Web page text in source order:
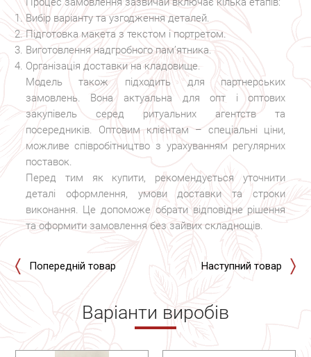
Вибір варіанту та узгодження деталей.
Підготовка макета з текстом і портретом.
Виготовлення надгробного пам’ятника.
Організація доставки на кладовище.
Модель також підходить для партнерських
замовлень. Вона актуальна для опт і оптових
закупівель серед ритуальних агентств та
посередників. Оптовим клієнтам – спеціальні ціни,
можливе співробітництво з урахуванням регулярних
поставок.
Перед тим як купити, рекомендується уточнити
деталі оформлення, умови доставки та строки
виконання. Це допоможе обрати відповідне рішення
та оформити замовлення без зайвих складнощів.
Попередній товар Наступний товар
Варіанти виробів